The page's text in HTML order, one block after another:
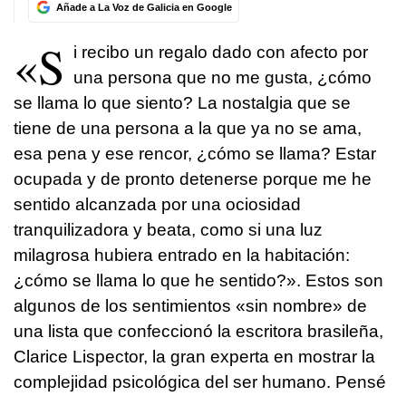
Añade a La Voz de Galicia en Google
«S
i recibo un regalo dado con afecto por
una persona que no me gusta, ¿cómo
se llama lo que siento? La nostalgia que se
tiene de una persona a la que ya no se ama,
esa pena y ese rencor, ¿cómo se llama? Estar
ocupada y de pronto detenerse porque me he
sentido alcanzada por una ociosidad
tranquilizadora y beata, como si una luz
milagrosa hubiera entrado en la habitación:
¿cómo se llama lo que he sentido?». Estos son
algunos de los sentimientos «sin nombre» de
una lista que confeccionó la escritora brasileña,
Clarice Lispector, la gran experta en mostrar la
complejidad psicológica del ser humano. Pensé